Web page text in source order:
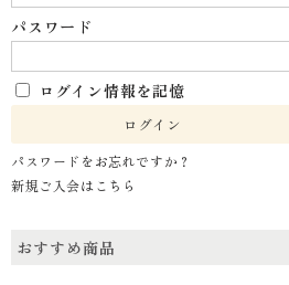
パスワード
ログイン情報を記憶
パスワードをお忘れですか？
新規ご入会はこちら
おすすめ商品